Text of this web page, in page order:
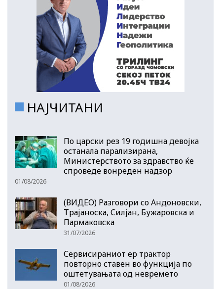
НАЈЧИТАНИ
По царски рез 19 годишна девојка
останала парализирана,
Министерството за здравство ќе
спроведе вонреден надзор
01/08/2026
(ВИДЕО) Разговори со Андоновски,
Трајаноска, Силјан, Бужаровска и
Пармаковска
31/07/2026
Сервисираниот ер трактор
повторно ставен во функција по
оштетувањата од невремето
01/08/2026